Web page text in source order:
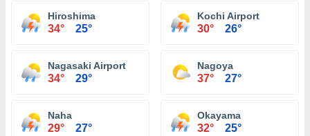
Hiroshima
34° 25°
Kochi Airport
30° 26°
Nagasaki Airport
34° 29°
Nagoya
37° 27°
Naha
29° 27°
Okayama
32° 25°